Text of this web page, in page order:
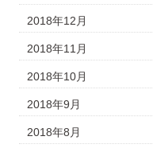
2018年12月
2018年11月
2018年10月
2018年9月
2018年8月